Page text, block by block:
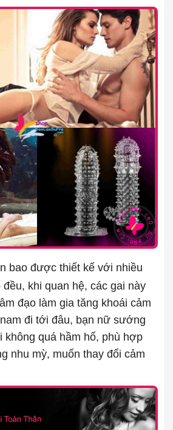
bao được thiết kế với nhiều
khi quan hệ, các gai này
đạo làm gia tăng khoái cảm
đi tới đâu, bạn nữ sướng
không quá hầm hố, phù hợp
nhu mỳ, muốn thay đổi cảm